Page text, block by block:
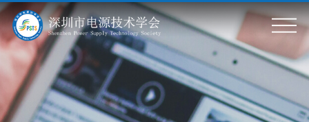
关于我们
学会简介